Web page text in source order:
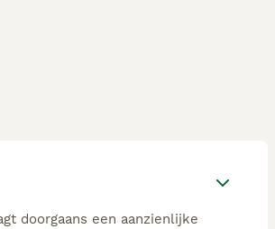
doorgaans een aanzienlijke